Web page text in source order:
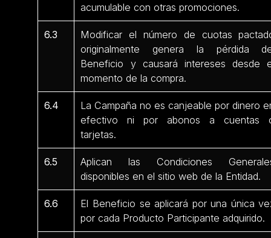
acumulable con otras promociones.
6.3
Modificar el número de cuotas
originalmente genera la pérdida
Beneficio y causará intereses desde
momento de la compra.
6.4
La Campaña no es canjeable por dinero
efectivo ni por abonos a cuentas
tarjetas.
6.5
Aplican las Condiciones
disponibles en el sitio web de la Entidad.
6.6
El Beneficio se aplicará por una única
por cada Producto Participante adquirido.